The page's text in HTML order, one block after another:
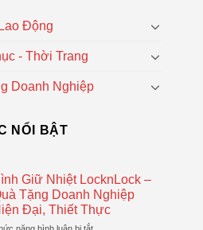
Động
- Thời Trang
Doanh Nghiệp
NỔI BẬT
Giữ Nhiệt LocknLock –
Tặng Doanh Nghiệp
Đại, Thiết Thực
ở